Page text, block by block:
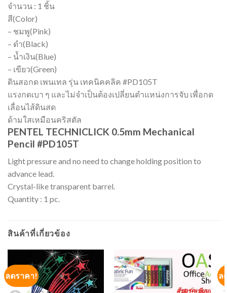
จำนวน : 1 ชิ้น
สี(Color)
– ชมพู(Pink)
– ดำ(Black)
– น้ำเงิน(Blue)
– เขียว(Green)
ดินสอกด เพนเทล รุ่น เทคนิคคลิค #PD105T
แรงกดเบา ๆ และไม่จำเป็นต้องเปลี่ยนตำแหน่งการจับ เพื่อกด
เลื่อนไส้ดินสด
ด้ามใสเหมือนคริสตัล
PENTEL TECHNICLICK 0.5mm Mechanical
Pencil #PD105T
Light pressure and no need to change holding position to
advance lead.
Crystal-like transparent barrel.
Quantity : 1 pc.
สินค้าที่เกี่ยวข้อง
ลดราคา! ล